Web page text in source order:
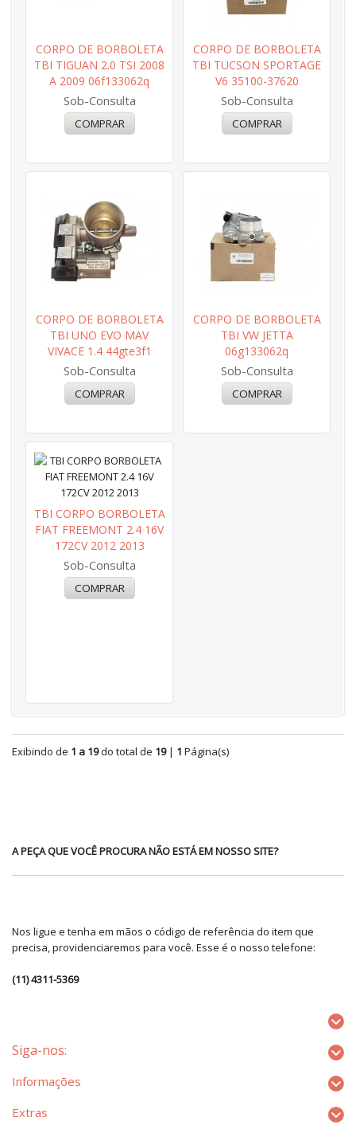
CORPO DE BORBOLETA
TBI TIGUAN 2.0 TSI 2008
A 2009 06f133062q
Sob-Consulta
CORPO DE BORBOLETA
TBI TUCSON SPORTAGE
V6 35100-37620
Sob-Consulta
CORPO DE BORBOLETA
TBI UNO EVO MAV
VIVACE 1.4 44gte3f1
Sob-Consulta
CORPO DE BORBOLETA
TBI VW JETTA
06g133062q
Sob-Consulta
TBI CORPO BORBOLETA
FIAT FREEMONT 2.4 16V
172CV 2012 2013
Sob-Consulta
Exibindo de 1 a 19do total de 19| 1 Página(s)
A PEÇA QUE VOCÊ PROCURA NÃO ESTÁ EM NOSSO SITE?
Nos ligue e tenha em mãos o código de referência do item que
precisa, providenciaremos para você. Esse é o nosso telefone:
(11) 4311-5369
Siga-nos:
Informações
Extras